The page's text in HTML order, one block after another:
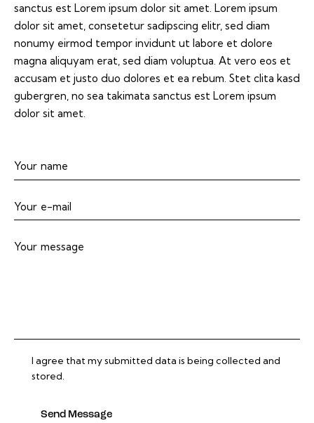
sanctus est Lorem ipsum dolor sit amet. Lorem ipsum
dolor sit amet, consetetur sadipscing elitr, sed diam
nonumy eirmod tempor invidunt ut labore et dolore
magna aliquyam erat, sed diam voluptua. At vero eos et
accusam et justo duo dolores et ea rebum. Stet clita kasd
gubergren, no sea takimata sanctus est Lorem ipsum
dolor sit amet.
I agree that my submitted data is being collected and
stored.
Send Message